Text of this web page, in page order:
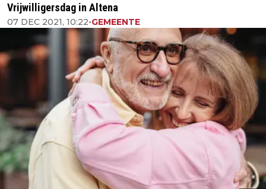
Vrijwilligersdag in Altena
07 DEC 2021, 10:22•GEMEENTE